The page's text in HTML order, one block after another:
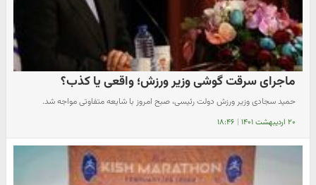
ماجرای سرقت گوشی وزیر ورزش؛ واقعی یا کذب؟
حمید سجادی وزیر ورزش دولت رئیسی، صبح امروز با شایعه متفاوتی مواجه شد.
۲۰ اردیبهشت ۱۴۰۱ | ۱۸:۴۶